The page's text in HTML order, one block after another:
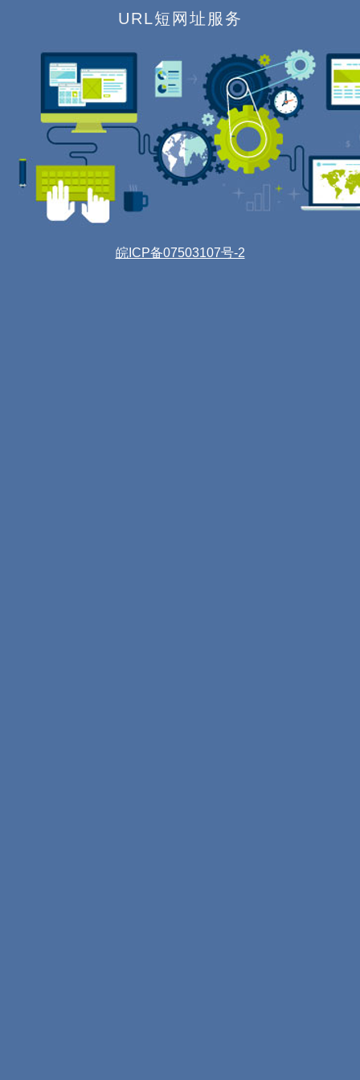
URL短网址服务
皖ICP备07503107号-2